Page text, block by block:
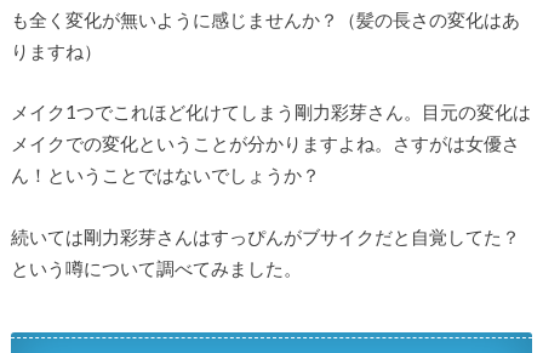
も全く変化が無いように感じませんか？（髪の長さの変化はあ
りますね）
メイク1つでこれほど化けてしまう剛力彩芽さん。目元の変化は
メイクでの変化ということが分かりますよね。さすがは女優さ
ん！ということではないでしょうか？
続いては剛力彩芽さんはすっぴんがブサイクだと自覚してた？
という噂について調べてみました。